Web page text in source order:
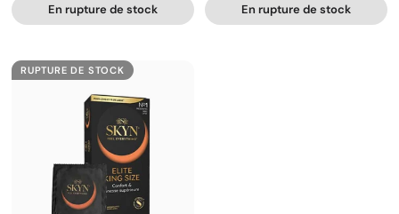
En rupture de stock En rupture de stock
RUPTURE DE STOCK